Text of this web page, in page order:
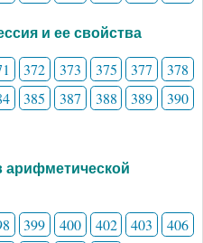
и ее свойства
372 373 375 377
378
385 387 388 389
390
арифметической
399 400 402 403
406